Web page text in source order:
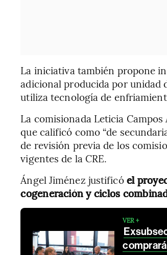
La iniciativa también propone
adicional producida por unidad
utiliza tecnología de
La comisionada Leticia
que calificó como “de
de revisión previa de los
vigentes de la CRE.
Ángel Jiménez justificóel
cogeneración y ciclos
VER +